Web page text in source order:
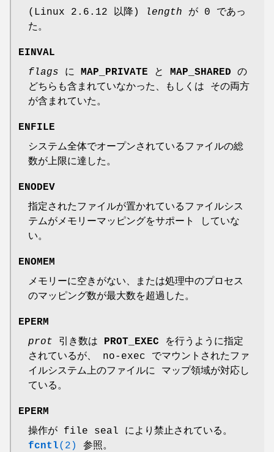
(Linux 2.6.12 以降)
length が 0 であっ
た。
EINVAL
flags に MAP_PRIVATE と MAP_SHARED の
どちらも含まれていなかった、もしくは その両方
が含まれていた。
ENFILE
システム全体でオープンされているファイルの総
数が上限に達した。
ENODEV
指定されたファイルが置かれているファイルシス
テムがメモリーマッピングをサポート していな
い。
ENOMEM
メモリーに空きがない、または処理中のプロセス
のマッピング数が最大数を超過した。
EPERM
prot 引き数は PROT_EXEC を行うように指定
されているが、 no-exec でマウントされたファ
イルシステム上のファイルに マップ領域が対応し
ている。
EPERM
操作が file seal により禁止されている。
fcntl(2) 参照。